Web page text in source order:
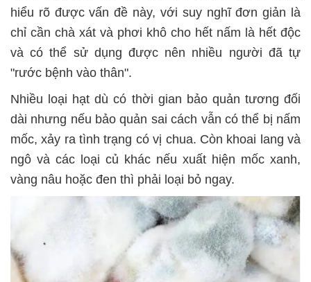
hiểu rõ được vấn đề này, với suy nghĩ đơn giản là
chỉ cần chà xát và phơi khô cho hết nấm là hết độc
và có thể sử dụng được nên nhiều người đã tự
"rước bệnh vào thân".
Nhiều loại hạt dù có thời gian bảo quản tương đối
dài nhưng nếu bảo quản sai cách vẫn có thể bị nấm
mốc, xảy ra tình trạng có vị chua. Còn khoai lang và
ngô và các loại củ khác nếu xuất hiện mốc xanh,
vàng nâu hoặc đen thì phải loại bỏ ngay.